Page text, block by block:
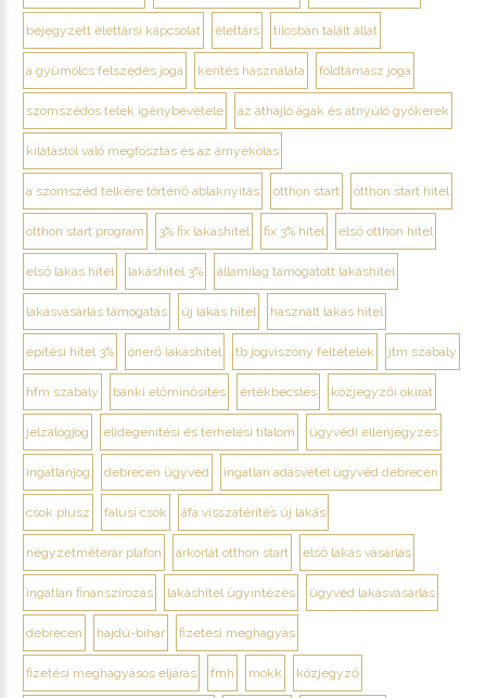
bejegyzett élettársi kapcsolat élettárs tilosban talált állat
a gyümölcs felszedés joga kerítés használata földtámasz joga
szomszédos telek igénybevétele az áthajló ágak és átnyúló gyökerek
kilátástól való megfosztás és az árnyékolás
a szomszéd telkére történő ablaknyitás otthon start otthon start hitel
otthon start program 3% fix lakáshitel fix 3% hitel első otthon hitel
első lakás hitel lakáshitel 3% államilag támogatott lakáshitel
lakásvásárlás támogatás új lakás hitel használt lakás hitel
építési hitel 3% önerő lakáshitel tb jogviszony feltételek jtm szabály
hfm szabály banki előminősítés értékbecslés közjegyzői okirat
jelzálogjog elidegenítési és terhelési tilalom ügyvédi ellenjegyzés
ingatlanjog debrecen ügyvéd ingatlan adásvétel ügyvéd debrecen
csok plusz falusi csok áfa visszatérítés új lakás
négyzetméterár plafon árkorlát otthon start első lakás vásárlás
ingatlan finanszírozás lakáshitel ügyintézés ügyvéd lakásvásárlás
debrecen hajdú-bihar fizetési meghagyás
fizetési meghagyásos eljárás fmh mokk közjegyző